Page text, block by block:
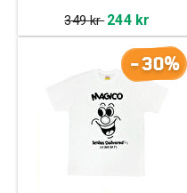
349 kr 244 kr
-30%